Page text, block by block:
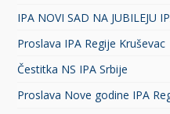
IPA NOVI SAD NA JUBILEJU
Proslava IPA Regije Kruševac
Čestitka NS IPA Srbije
Proslava Nove godine IPA